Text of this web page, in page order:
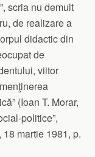
scria nu demult
de realizare a
didactic din
de
viitor
(Ioan T. Morar,
politice”,
18 martie 1981, p.